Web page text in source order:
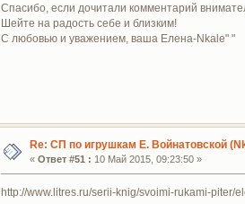
Спасибо, если дочитали комментарий
Шейте на радость себе и близким!
С любовью и уважением, ваша Елена-Nkale" "
Re: СП по игрушкам Е. Войнатовской
« Ответ #51 : 10 Май 2015, 09:23:50 »
http://www.litres.ru/serii-knig/svoimi-rukami-piter/